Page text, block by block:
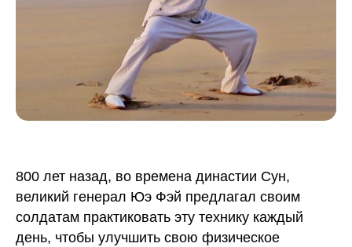
800 лет назад, во времена династии Сун,
великий генерал Юэ Фэй предлагал своим
солдатам практиковать эту технику каждый
день, чтобы улучшить свою физическое